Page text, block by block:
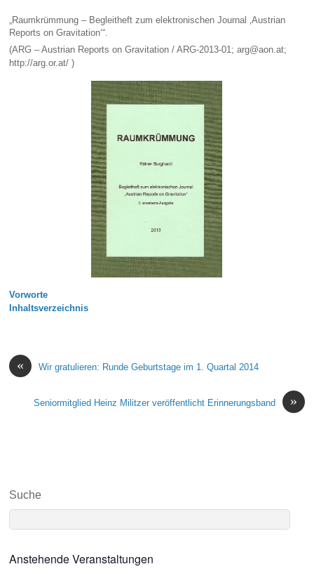
„Raumkrümmung – Begleitheft zum elektronischen Journal ‚Austrian
Reports on Gravitation‘“.
(ARG – Austrian Reports on Gravitation / ARG-2013-01; arg@aon.at;
http://arg.or.at/ )
Vorworte
Inhaltsverzeichnis
« Wir gratulieren: Runde Geburtstage im 1. Quartal 2014
»
Seniormitglied Heinz Militzer veröffentlicht Erinnerungsband
Suche
Anstehende Veranstaltungen